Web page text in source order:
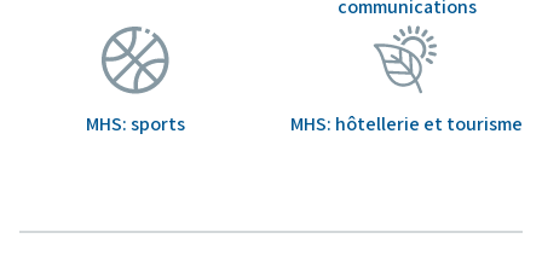
communications
MHS: sports MHS: hôtellerie et tourisme